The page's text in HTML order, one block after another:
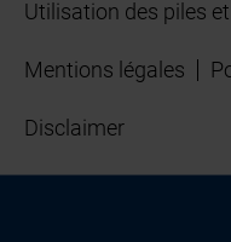
Utilisation des piles
Mentions légales
Disclaimer